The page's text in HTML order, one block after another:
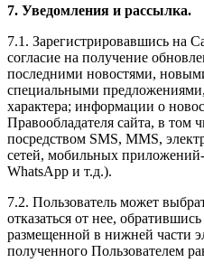
7. Уведомления и рассылка.
7.1. Зарегистрировавшись на
согласие на получение
последними новостями,
специальными
характера; информации о
Правообладателя сайта, в том
посредством SMS, MMS,
сетей, мобильных
WhatsApp и т.д.).
7.2. Пользователь может
отказаться от нее,
размещенной в нижней части
полученного Пользователем